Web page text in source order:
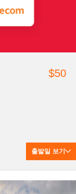
$50
출발일 보기